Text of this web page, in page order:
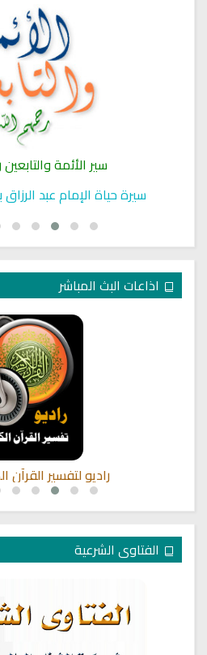
سير الأئمة
سيرة حياة الإمام عبد
اذاعات البث المباشر
راديو لتفسير القرآن
الفتاوى الشرعية